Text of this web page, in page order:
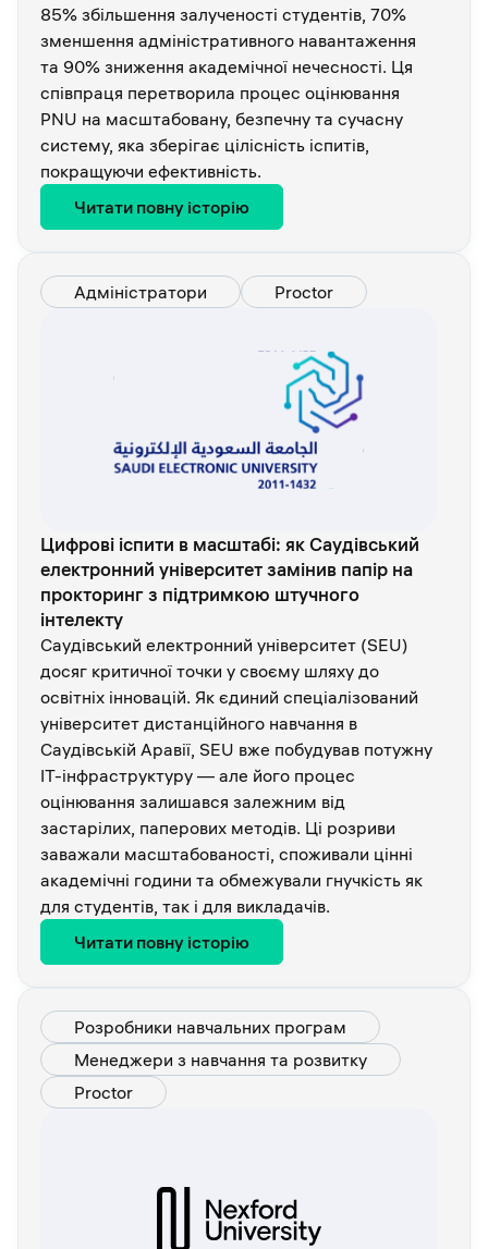
85% збільшення залученості студентів, 70%
зменшення адміністративного навантаження
та 90% зниження академічної нечесності. Ця
співпраця перетворила процес оцінювання
PNU на масштабовану, безпечну та сучасну
систему, яка зберігає цілісність іспитів,
покращуючи ефективність.
Читати повну історію
Адміністратори Proctor
Цифрові іспити в масштабі: як Саудівський
електронний університет замінив папір на
прокторинг з підтримкою штучного
інтелекту
Саудівський електронний університет (SEU)
досяг критичної точки у своєму шляху до
освітніх інновацій. Як єдиний спеціалізований
університет дистанційного навчання в
Саудівській Аравії, SEU вже побудував потужну
ІТ-інфраструктуру — але його процес
оцінювання залишався залежним від
застарілих, паперових методів. Ці розриви
заважали масштабованості, споживали цінні
академічні години та обмежували гнучкість як
для студентів, так і для викладачів.
Читати повну історію
Розробники навчальних програм
Менеджери з навчання та розвитку
Proctor